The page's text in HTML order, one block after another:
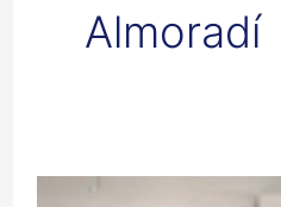
Almoradí
Reformas